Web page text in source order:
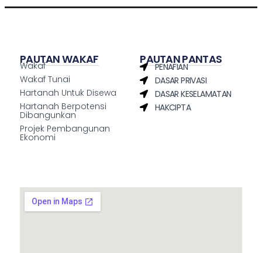
PAUTAN WAKAF
Wakaf
Wakaf Tunai
Hartanah Untuk Disewa
Hartanah Berpotensi
Dibangunkan
Projek Pembangunan
Ekonomi
PAUTAN PANTAS
PENAFIAN
DASAR PRIVASI
DASAR KESELAMATAN
HAKCIPTA